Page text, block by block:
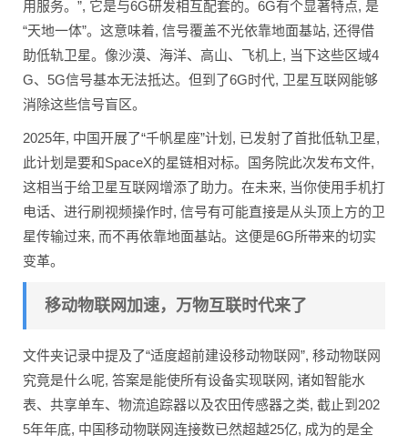
用服务。”, 它是与6G研发相互配套的。6G有个显著特点, 是
“天地一体”。这意味着, 信号覆盖不光依靠地面基站, 还得借
助低轨卫星。像沙漠、海洋、高山、飞机上, 当下这些区域4
G、5G信号基本无法抵达。但到了6G时代, 卫星互联网能够
消除这些信号盲区。
2025年, 中国开展了“千帆星座”计划, 已发射了首批低轨卫星,
此计划是要和SpaceX的星链相对标。国务院此次发布文件,
这相当于给卫星互联网增添了助力。在未来, 当你使用手机打
电话、进行刷视频操作时, 信号有可能直接是从头顶上方的卫
星传输过来, 而不再依靠地面基站。这便是6G所带来的切实
变革。
移动物联网加速，万物互联时代来了
文件夹记录中提及了“适度超前建设移动物联网”, 移动物联网
究竟是什么呢, 答案是能使所有设备实现联网, 诸如智能水
表、共享单车、物流追踪器以及农田传感器之类, 截止到202
5年年底, 中国移动物联网连接数已然超越25亿, 成为的是全